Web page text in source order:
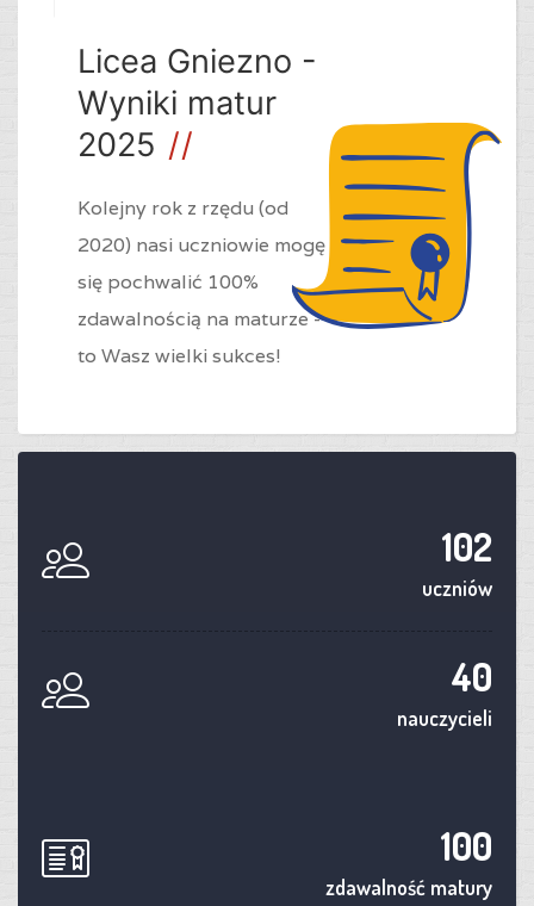
Licea Gniezno -
Wyniki matur
2025
Kolejny rok z rzędu (od
2020) nasi uczniowie mogę
się pochwalić 100%
zdawalnością na maturze -
to Wasz wielki sukces!
102
uczniów
40
nauczycieli
100
zdawalność matury